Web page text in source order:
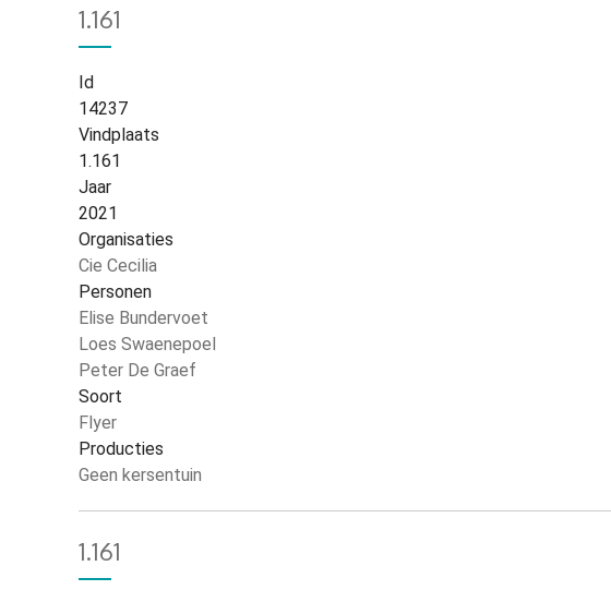
1.161
Id
14237
Vindplaats
1.161
Jaar
2021
Organisaties
Cie Cecilia
Personen
Elise Bundervoet
Loes Swaenepoel
Peter De Graef
Soort
Flyer
Producties
Geen kersentuin
1.161